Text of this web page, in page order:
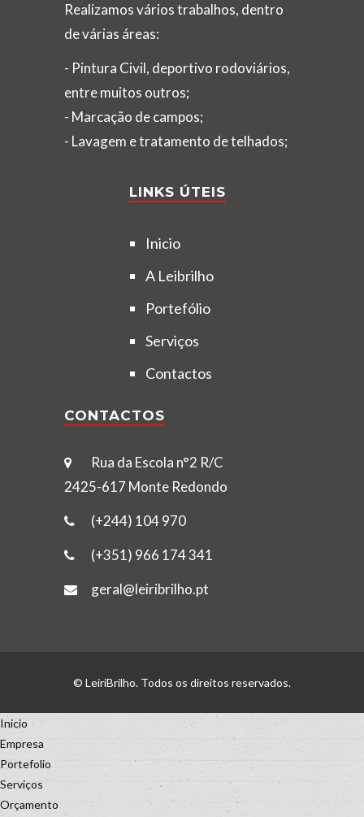
Realizamos vários trabalhos, dentro
de várias áreas:
- Pintura Civil, deportivo rodoviários,
entre muitos outros;
- Marcação de campos;
- Lavagem e tratamento de telhados;
LINKS ÚTEIS
Inicio
A Leibrilho
Portefólio
Serviços
Contactos
CONTACTOS
Rua da Escola n°2 R/C
2425-617 Monte Redondo
(+244) 104 970
(+351) 966 174 341
geral@leiribrilho.pt
© LeiriBrilho. Todos os direitos reservados.
Inicio
Empresa
Portefolio
Serviços
Orçamento